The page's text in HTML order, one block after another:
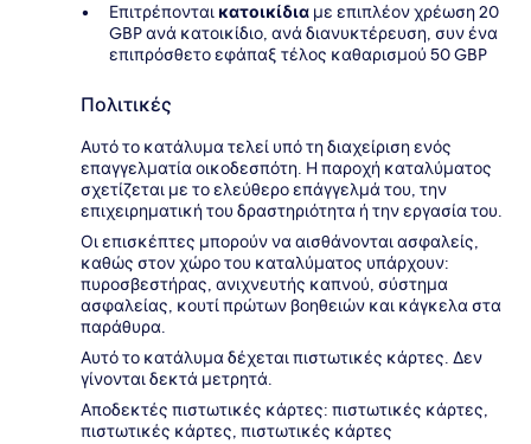
Επιτρέπονται κατοικίδια με επιπλέον χρέωση 20
GBP ανά κατοικίδιο, ανά διανυκτέρευση, συν ένα
επιπρόσθετο εφάπαξ τέλος καθαρισμού 50 GBP
Πολιτικές
Αυτό το κατάλυμα τελεί υπό τη διαχείριση ενός
επαγγελματία οικοδεσπότη. Η παροχή καταλύματος
σχετίζεται με το ελεύθερο επάγγελμά του, την
επιχειρηματική του δραστηριότητα ή την εργασία του.
Οι επισκέπτες μπορούν να αισθάνονται ασφαλείς,
καθώς στον χώρο του καταλύματος υπάρχουν:
πυροσβεστήρας, ανιχνευτής καπνού, σύστημα
ασφαλείας, κουτί πρώτων βοηθειών και κάγκελα στα
παράθυρα.
Αυτό το κατάλυμα δέχεται πιστωτικές κάρτες. Δεν
γίνονται δεκτά μετρητά.
Αποδεκτές πιστωτικές κάρτες: πιστωτικές κάρτες,
πιστωτικές κάρτες, πιστωτικές κάρτες